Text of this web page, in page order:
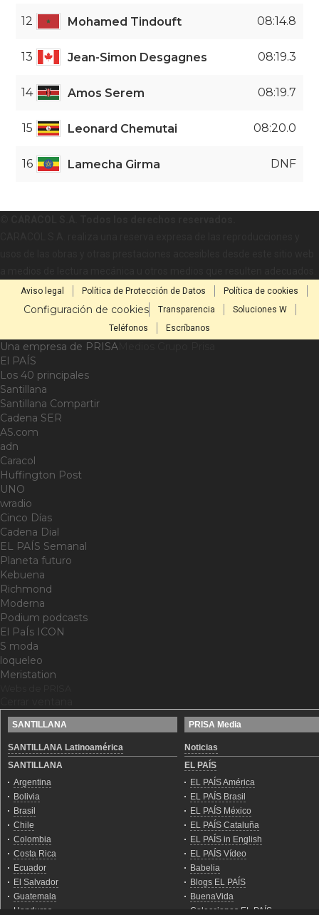
12 Mohamed Tindouft 08:14.8
13 Jean-Simon Desgagnes 08:19.3
14 Amos Serem 08:19.7
15 Leonard Chemutai 08:20.0
16 Lamecha Girma DNF
Aviso legal Política de Protección de Datos Política de cookies
Configuración de cookies Transparencia
Soluciones W
Teléfonos
Escríbanos
Una empresa de PRISA
El PAÍS
Los 40 principales
Santillana
Santillana Compartir
Cadena SER
AS.com
adn
Caracol
Huffington Post
UNO
wradio
Cinco Días
Cadena Dial
EL PAÍS Semanal
Planeta futuro
Kebuena
Richmond
Moderna
Podium podcasts
El PaÍs ICON
S moda
loqueleo
Meristation